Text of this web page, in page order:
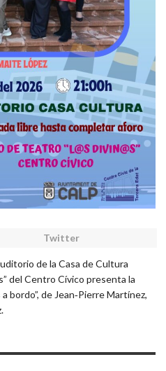
Twitter
de la Casa de Cultura
del Centro Cívico presenta la
bordo”, de Jean‑Pierre Martínez,